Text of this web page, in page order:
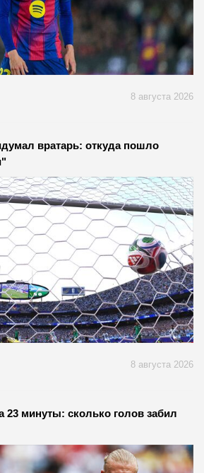
8 августа 2026
вратарь: откуда пошло
8 августа 2026
23 минуты: сколько голов забил